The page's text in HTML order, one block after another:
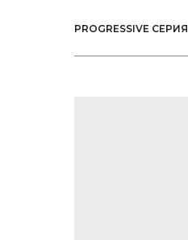
PROGRESSIVE СЕРИЯ